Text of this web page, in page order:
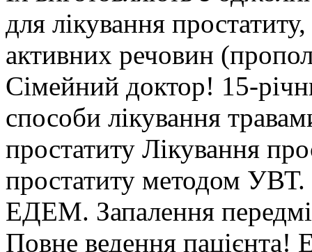
для лікування
активних речовин
Сімейний доктор! 15-
способи лікування
простатиту Лікування
простатиту методом УВТ.
ЕДЕМ. Запалення
Повне ведення пацієнта!